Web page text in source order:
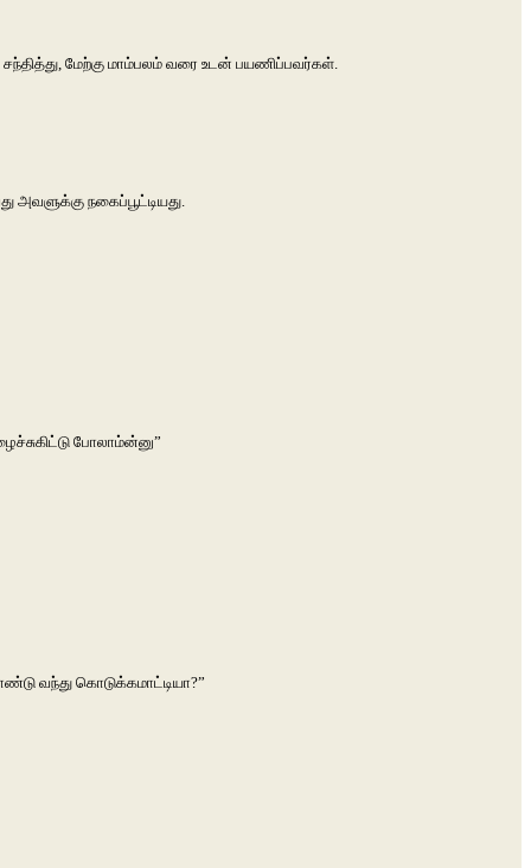
சந்தித்து, மேற்கு மாம்பலம் வரை உடன் பயணிப்பவர்கள்.
அவளுக்கு நகைப்பூட்டியது.
போலாம்ன்னு”
வந்து கொடுக்கமாட்டியா?”